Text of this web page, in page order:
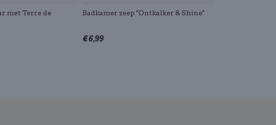
met Terre de
Badkamer zeep ''Ontkalker & Shine''
€ 6,99